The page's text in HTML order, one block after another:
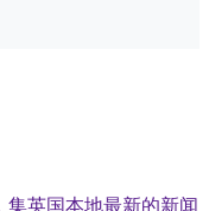
集英国本地最新的新闻